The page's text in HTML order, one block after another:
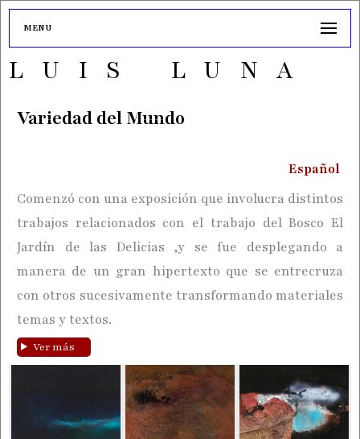
MENU
LUIS LUNA
Variedad del Mundo
Español
Comenzó con una exposición que involucra distintos
trabajos relacionados con el trabajo del Bosco El
Jardín de las Delicias ,y se fue desplegando a
manera de un gran hipertexto que se entrecruza
con otros sucesivamente transformando materiales
temas y textos.
Ver más